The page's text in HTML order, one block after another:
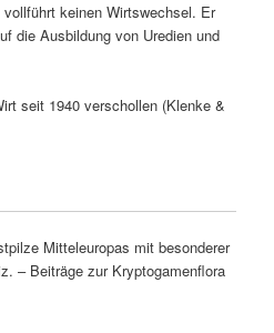
keinen Wirtswechsel. Er
die Ausbildung von Uredien und
seit 1940 verschollen (Klenke &
Mitteleuropas mit besonderer
– Beiträge zur Kryptogamenflora